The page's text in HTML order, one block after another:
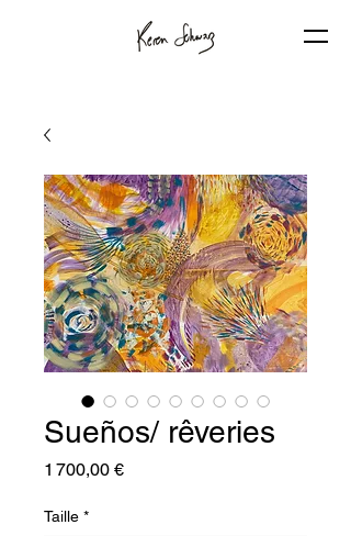
Sueños/ rêveries
1 700,00 €Prix
Taille *